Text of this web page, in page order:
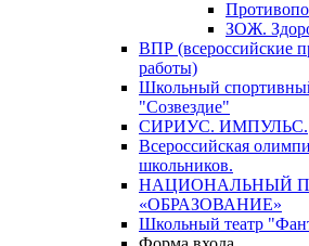
ЗОЖ.
ВПР (всероссийские
работы)
Школьный
"Созвездие"
СИРИУС. ИМПУЛЬС.
Всероссийская
школьников.
НАЦИОНАЛЬНЫЙ
«ОБРАЗОВАНИЕ»
Школьный театр